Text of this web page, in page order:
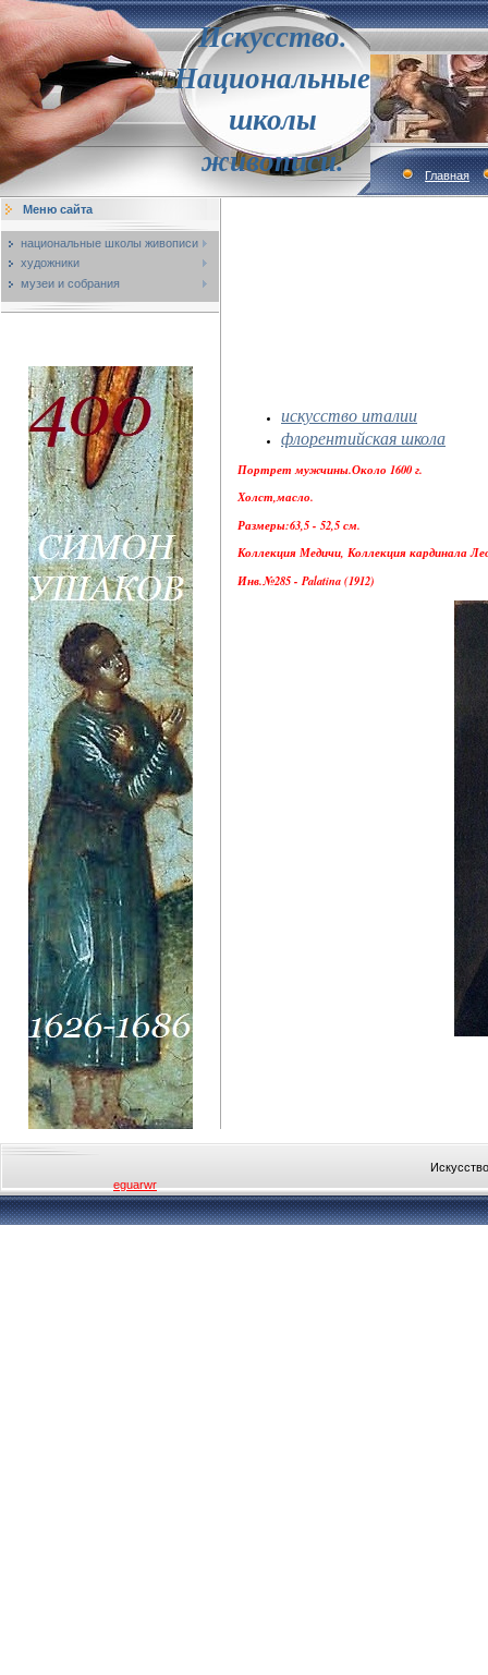
Искусство.
Национальные
школы
живописи.
Главная
Меню сайта
национальные школы живописи
художники
музеи и собрания
искусство италии
флорентийская школа
Портрет мужчины.Около 1600 г.
Холст,масло.
Размеры:63,5 - 52,5 см.
Коллекция Медичи, Коллекция кардинала
Инв.№285 - Palatina (1912)
eguarwr